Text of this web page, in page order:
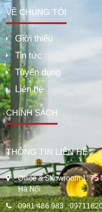
VỀ CHÚNG TÔI
Giới thiệu
Tin tức
Tuyển dụng
Liên hệ
CHÍNH SÁCH
THÔNG TIN LIÊN HỆ
Office & Showroom 1: 75
Hà Nội
0981 486 983-